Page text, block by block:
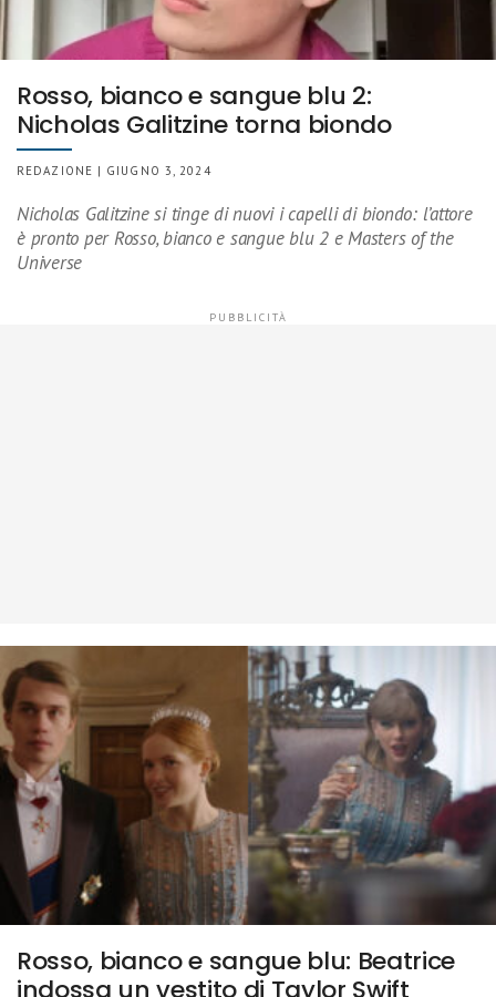
Rosso, bianco e sangue blu 2:
Nicholas Galitzine torna biondo
REDAZIONE | GIUGNO 3, 2024
Nicholas Galitzine si tinge di nuovi i capelli di biondo: l’attore
è pronto per Rosso, bianco e sangue blu 2 e Masters of the
Universe
Rosso, bianco e sangue blu: Beatrice
indossa un vestito di Taylor Swift